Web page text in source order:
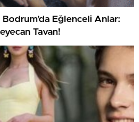
Bodrum’da Eğlenceli Anlar:
Tavan!